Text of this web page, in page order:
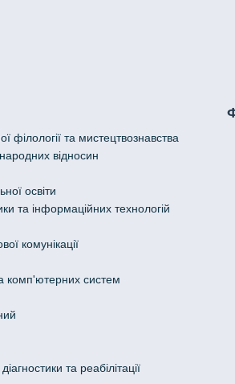
філології та мистецтвознавства
відносин
освіти
та інформаційних технологій
комунікації
комп'ютерних систем
та реабілітації